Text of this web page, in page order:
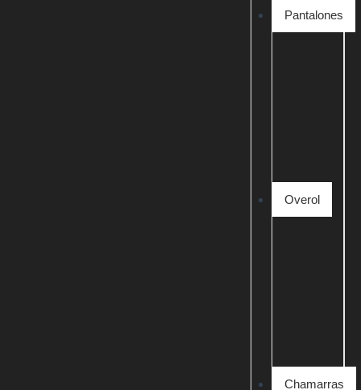
Pantalones
Overol
Chamarras